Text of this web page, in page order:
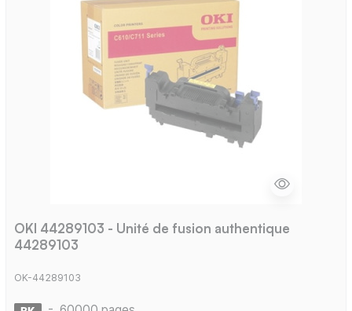
OKI 44289103 - Unité de fusion authentique
44289103
OK-44289103